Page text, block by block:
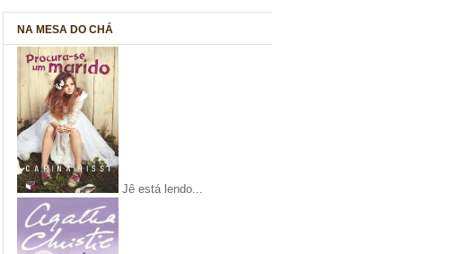
NA MESA DO CHÁ
Jê está lendo...